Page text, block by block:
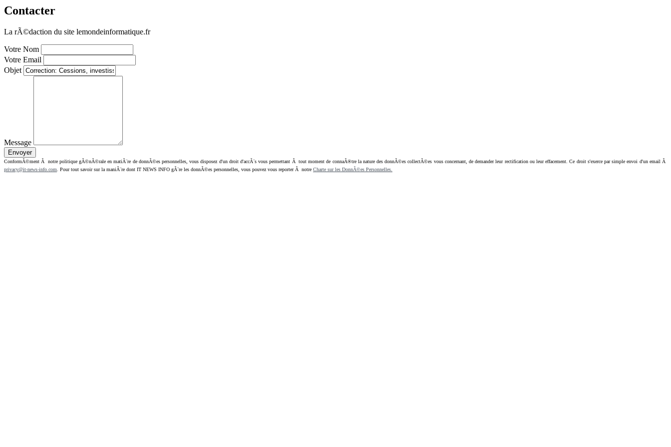
Contacter
La rÃ©daction du site lemondeinformatique.fr
Votre Nom
Votre Email
Objet
Message
ConformÃ©ment Ã notre politique gÃ©nÃ©rale en matiÃ¨re de donnÃ©es personnelles, vous disposez d'un droit d'accÃ¨s vous permettant Ã tout moment de connaÃ®tre la nature des donnÃ©es collectÃ©es vous concernant, de demander leur rectification ou leur effacement. Ce droit s'exerce par simple envoi d'un email Ã
privacy@it-news-info.com . Pour tout savoir sur la maniÃ¨re dont IT NEWS INFO gÃ¨re les donnÃ©es personnelles, vous pouvez vous reporter Ã notre Charte sur les DonnÃ©es Personnelles.